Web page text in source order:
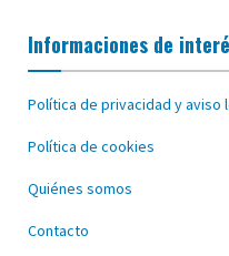
Informaciones de
Política de privacidad y aviso
Política de cookies
Quiénes somos
Contacto